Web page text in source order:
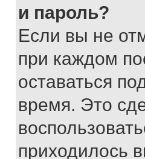
и пароль?
Если вы не
при каждом
оставаться
время. Это
приходилось